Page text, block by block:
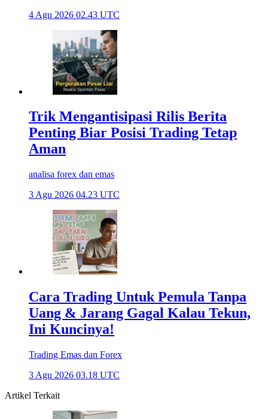
4 Agu 2026 02.43 UTC
Trik Mengantisipasi Rilis Berita
Penting Biar Posisi Trading Tetap
Aman
analisa forex dan emas
3 Agu 2026 04.23 UTC
Cara Trading Untuk Pemula Tanpa
Uang & Jarang Gagal Kalau Tekun,
Ini Kuncinya!
Trading Emas dan Forex
3 Agu 2026 03.18 UTC
Artikel Terkait